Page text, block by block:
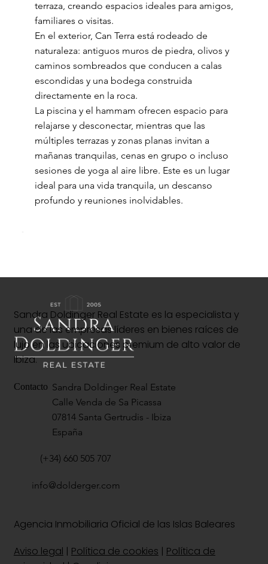
terraza, creando espacios ideales para amigos,
familiares o visitas.
En el exterior, Can Terra está rodeado de
naturaleza: antiguos muros de piedra, olivos y
caminos sombreados que conducen a calas
escondidas y una bodega construida
directamente en la roca.
La piscina y el hammam ofrecen espacio para
relajarse y desconectar, mientras que las
múltiples terrazas y zonas planas invitan a
mañanas tranquilas, cenas en grupo o incluso
sesiones de yoga al aire libre. Este es un lugar
ideal para una vida tranquila, un descanso
profundo y reuniones inolvidables.
Sandra Doldinger Real Estate es la especialista y
una de las empresas líderes en bienes raíces de
lujo en las ubicaciones premium de alto valor de
Ibiza.
Agencia Inmobiliaria Oficial de las Islas Baleares
Contacto Sandra Doldinger Real Estate
Calle Venda de Sa Picassa
07814 Santa Gertrudis - Ibiza
España
Aviso legal | Política de cookies | Política de
(+34) 660 505 707
info@dolderger.com